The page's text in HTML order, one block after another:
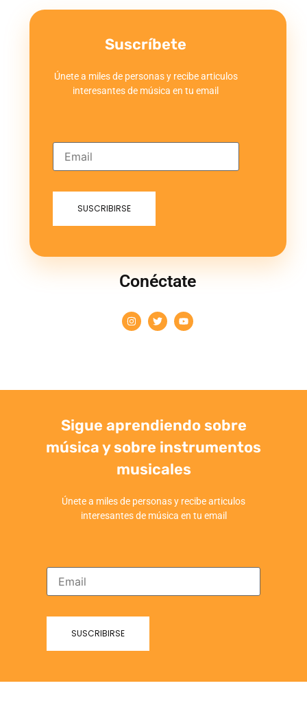
Suscríbete
Únete a miles de personas y recibe articulos
interesantes de música en tu email
Conéctate
Sigue aprendiendo sobre
música y sobre instrumentos
musicales
Únete a miles de personas y recibe articulos
interesantes de música en tu email